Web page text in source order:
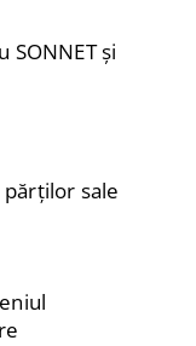
și
sale